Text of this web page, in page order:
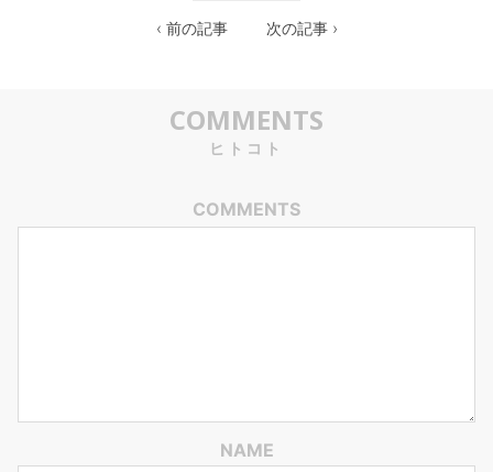
‹ 前の記事 次の記事 ›
COMMENTS
ヒトコト
COMMENTS
NAME